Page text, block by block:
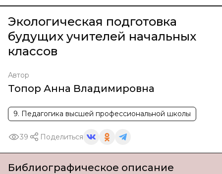
Экологическая подготовка
будущих учителей начальных
классов
Автор
Топор Анна Владимировна
9. Педагогика высшей профессиональной школы
39 Поделиться
Библиографическое описание